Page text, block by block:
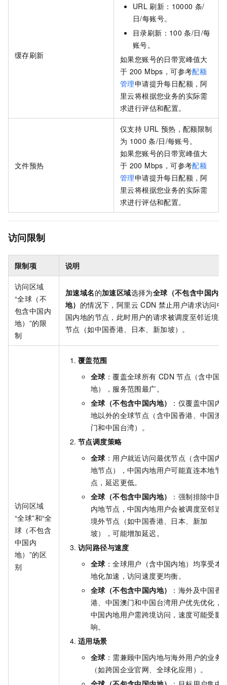
缓存刷新
URL 刷新：10000 条/
日/每账号。
目录刷新：100 条/日/每
账号。
如果您账号的日带宽峰值大
于 200 Mbps，可参考配额
管理申请提升每日配额，阿
里云将根据您业务的实际需
求进行评估和配置。
文件预热
仅支持 URL 预热，配额限制
为 1000 条/日/每账号。
如果您账号的日带宽峰值大
于 200 Mbps，可参考配额
管理申请提升每日配额，阿
里云将根据您业务的实际需
求进行评估和配置。
访问限制
限制项 说明
访问区域
“全球（不
包含中国内
地）”的限
制
加速域名的加速区域选择为全球（不包含中国内
地） 的情况下，阿里云 CDN 禁止用户请求访问中
国内地的节点，此时用户的请求被调度至邻近境外
节点（如中国香港、日本、新加坡）。
访问区域
“全球”和“全
球（不包含
中国内
地）”的区
别
覆盖范围
全球 ：覆盖全球所有 CDN 节点（含中国
地），服务范围最广。
全球（不包含中国内地）
：仅覆盖中国内
地以外的全球节点（含中国香港、中国澳
门和中国台湾）。
节点调度策略
全球 ：用户就近访问最优节点（含中国内
地节点），中国内地用户可能直连本地节
点，延迟更低。
全球（不包含中国内地）
：强制排除中国
内地节点，中国内地用户会被调度至邻近
境外节点（如中国香港、日本、新加
坡），可能增加延迟。
访问路径与速度
全球 ：全球用户（含中国内地）均享受本
地化加速，访问速度更均衡。
全球（不包含中国内地）
：海外及中国香
港、中国澳门和中国台湾用户优先优化，
中国内地用户需跨境访问，速度可能受影
响。
适用场景
全球 ：需兼顾中国内地与海外用户的业务
（如跨国企业官网、全球化应用）。